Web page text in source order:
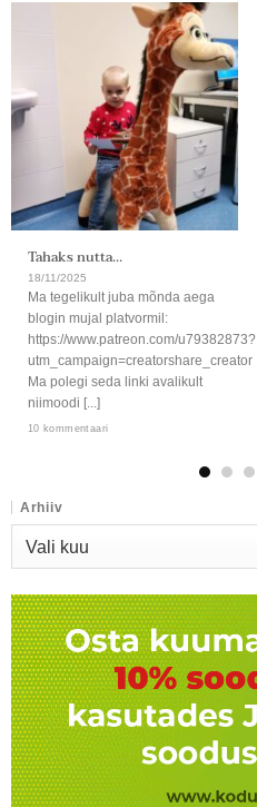
Tahaks nutta…
18/11/2025
Ma tegelikult juba mõnda aega
blogin mujal platvormil:
https://www.patreon.com/u79382873?
utm_campaign=creatorshare_creator
Ma polegi seda linki avalikult
niimoodi [...]
10 kommentaari
Arhiiv
Arhiiv